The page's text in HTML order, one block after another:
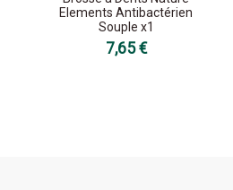
Elements Antibactérien
Souple x1
7,65 €